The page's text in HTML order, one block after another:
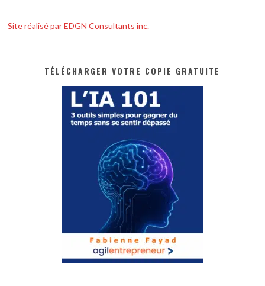
Site réalisé par EDGN Consultants inc.
TÉLÉCHARGER VOTRE COPIE GRATUITE